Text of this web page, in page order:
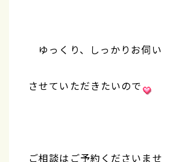
ゆっくり、しっかりお伺い
させていただきたいので
ご相談はご予約くださいませ